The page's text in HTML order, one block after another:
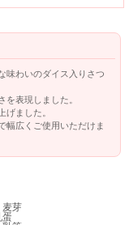
味わいのダイス入りさつ
を表現しました。
げました。
幅広くご使用いただけま
麦芽